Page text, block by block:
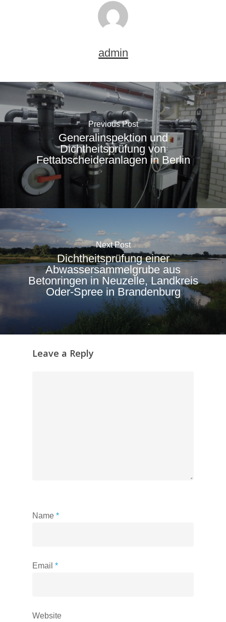
admin
Previous Post
Generalinspektion und
Dichtheitsprüfung von
Fettabscheideranlagen in Berlin
Next Post
Dichtheitsprüfung einer
Abwassersammelgrube aus
Betonringen in Neuzelle, Landkreis
Oder-Spree in Brandenburg
Leave a Reply
Name *
Email *
Website